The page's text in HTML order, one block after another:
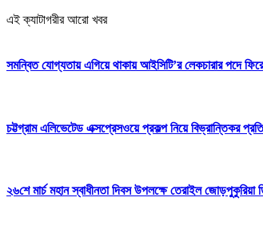
এই ক্যাটাগরীর আরো খবর
সমন্বিত যোগ্যতায় এগিয়ে থাকায় আইসিটি’র লেকচারার পদে
চট্টগ্রাম এলিভেটেড এক্সপ্রেসওয়ে প্রকল্প নিয়ে বিভ্রান্তিকর
২৬শে মার্চ মহান স্বাধীনতা দিবস উপলক্ষে তেরাইল